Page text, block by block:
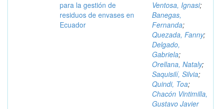
para la gestión de
residuos de envases en
Ecuador
Ventosa, Ignasi;
Banegas,
Fernanda;
Quezada, Fanny;
Delgado,
Gabriela;
Orellana, Nataly;
Saquisilí, Silvia;
Quindi, Toa;
Chacón Vintimilla,
Gustavo Javier